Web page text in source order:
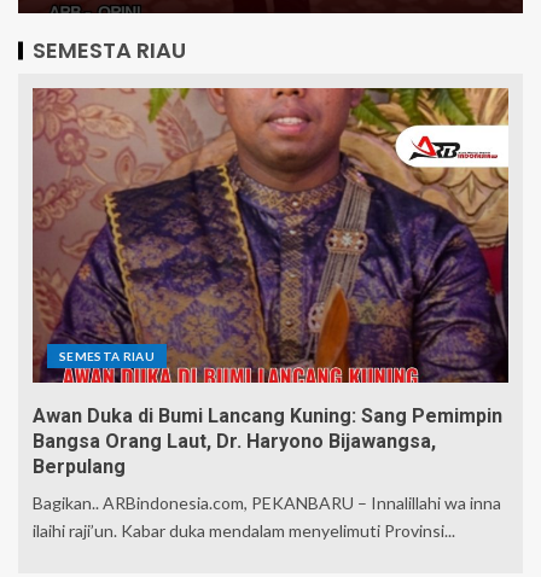
SEMESTA RIAU
SEMESTA RIAU
Awan Duka di Bumi Lancang Kuning: Sang Pemimpin
Bangsa Orang Laut, Dr. Haryono Bijawangsa,
Berpulang
Bagikan.. ARBindonesia.com, PEKANBARU – Innalillahi wa inna
ilaihi raji’un. Kabar duka mendalam menyelimuti Provinsi...